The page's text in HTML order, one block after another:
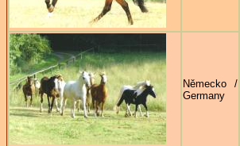
Německo /
Germany